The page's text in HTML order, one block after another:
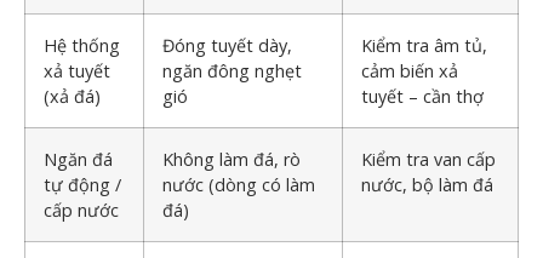
Hệ thống
xả tuyết
(xả đá)
Đóng tuyết dày,
ngăn đông nghẹt
gió
Kiểm tra âm tủ,
cảm biến xả
tuyết – cần thợ
Ngăn đá
tự động /
cấp nước
Không làm đá, rò
nước (dòng có làm
đá)
Kiểm tra van cấp
nước, bộ làm đá